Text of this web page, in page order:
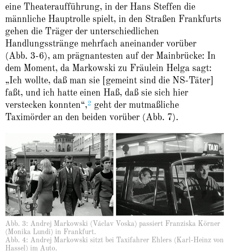
eine Theateraufführung, in der Hans Steffen die
männliche Hauptrolle spielt, in den Straßen Frankfurts
gehen die Träger der unterschiedlichen
Handlungsstränge mehrfach aneinander vorüber
(Abb. 3-6), am prägnantesten auf der Mainbrücke: In
dem Moment, da Markowski zu Fräulein Helga sagt:
„Ich wollte, daß man sie [gemeint sind die NS-Täter]
faßt, und ich hatte einen Haß, daß sie sich hier
verstecken konnten“,2 geht der mutmaßliche
Taximörder an den beiden vorüber (Abb. 7).
Abb. 3: Andrej Markowski (Václav Voska) passiert Franziska Körner
(Monika Lundi) in Frankfurt.
Abb. 4: Andrej Markowski sitzt bei Taxifahrer Ehlers (Karl-Heinz von
Hassel) im Auto.